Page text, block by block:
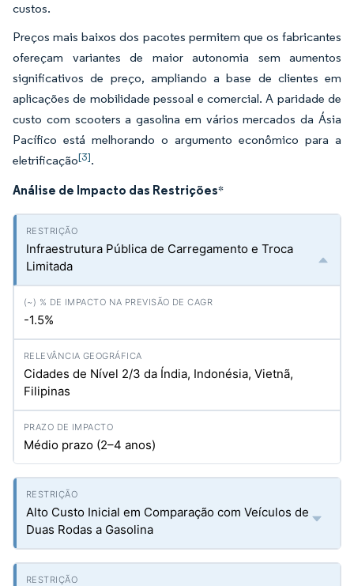
custos.
Preços mais baixos dos pacotes permitem que os fabricantes
ofereçam variantes de maior autonomia sem aumentos
significativos de preço, ampliando a base de clientes em
aplicações de mobilidade pessoal e comercial. A paridade de
custo com scooters a gasolina em vários mercados da Ásia
Pacífico está melhorando o argumento econômico para a
eletrificação[3].
Análise de Impacto das Restrições*
Infraestrutura Pública de Carregamento e Troca
Limitada
-1.5%
Cidades de Nível 2/3 da Índia, Indonésia, Vietnã,
Filipinas
Médio prazo (2–4 anos)
Alto Custo Inicial em Comparação com Veículos de
Duas Rodas a Gasolina